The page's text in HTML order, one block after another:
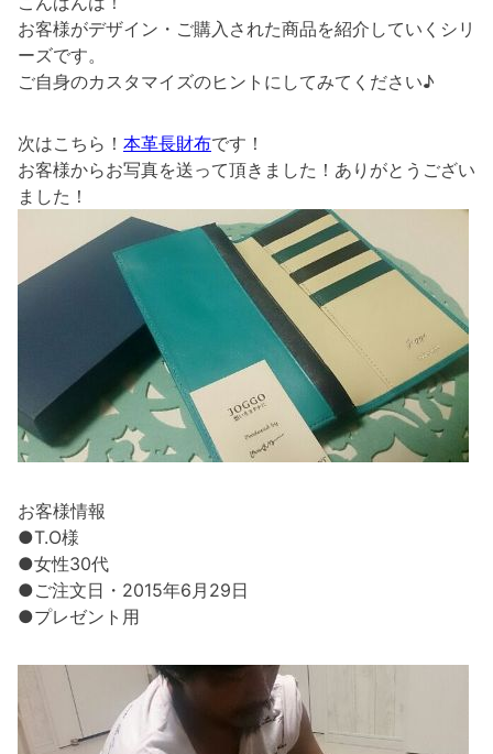
お客様がデザイン・ご購入された商品を紹介していくシリ
ーズです。
ご自身のカスタマイズのヒントにしてみてください♪
次はこちら！ 本革長財布です！
お客様からお写真を送って頂きました！ありがとうござい
ました！
お客様情報
●T.O様
●女性30代
●ご注文日・2015年6月29日
●プレゼント用